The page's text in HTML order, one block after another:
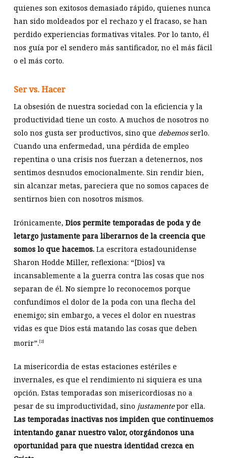
quienes son exitosos demasiado rápido, quienes nunca
han sido moldeados por el rechazo y el fracaso, se han
perdido experiencias formativas vitales. Por lo tanto, él
nos guía por el sendero más santificador, no el más fácil
o el más corto.
Ser vs. Hacer
La obsesión de nuestra sociedad con la eficiencia y la
productividad tiene un costo. A muchos de nosotros no
solo nos gusta ser productivos, sino que debemosserlo.
Cuando una enfermedad, una pérdida de empleo
repentina o una crisis nos fuerzan a detenernos, nos
sentimos desnudos emocionalmente. Sin rendir bien,
sin alcanzar metas, pareciera que no somos capaces de
sentirnos bien con nosotros mismos.
Irónicamente, Dios permite temporadas de poda y de
letargo justamente para liberarnos de la creencia que
somos lo que hacemos.La escritora estadounidense
Sharon Hodde Miller, reflexiona: “[Dios] va
incansablemente a la guerra contra las cosas que nos
separan de él. No siempre lo reconocemos porque
confundimos el dolor de la poda con una flecha del
enemigo; sin embargo, a veces el dolor en nuestras
vidas es que Dios está matando las cosas que deben
morir”. [2]
La misericordia de estas estaciones estériles e
invernales, es que el rendimiento ni siquiera es una
opción. Estas temporadas son misericordiosas no a
pesar de su improductividad, sino justamentepor ella.
Las temporadas inactivas nos impiden que continuemos
intentando ganar nuestro valor, otorgándonos una
oportunidad para que nuestra identidad crezca en